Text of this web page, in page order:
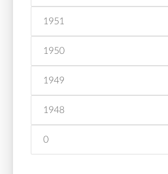
1951
1950
1949
1948
0